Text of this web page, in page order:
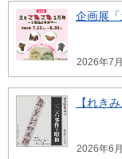
企画展
2026年7
【れき
2026年6